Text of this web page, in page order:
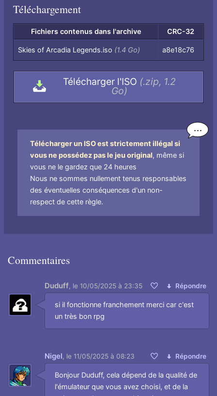
Téléchargement
Fichiers
dans
nom
Fichiers contenus dans l'archive CRC-32
Skies of Arcadia Legends.iso (1.4 Go) a8e18c76
Télécharger l'ISO (.zip, 1.2
Go)
Télécharger un ISO est strictement illégal si
vous ne possédez pas le jeu original, même si
vous ne le gardez que 24 heures
Nous ne sommes nullement tenus responsables
des éventuelles conséquences d'un non-
respect de cette règle.
Commentaires
Duduff, le 10/05/2025 à 23:35 Répondre
si il fonctionne franchement merci car c'est
un très bon rpg
Nigel, le 11/05/2025 à 08:23 Répondre
Bonjour Duduff, cela dépend de la qualité de
l'émulateur que vous avez choisi, et de la